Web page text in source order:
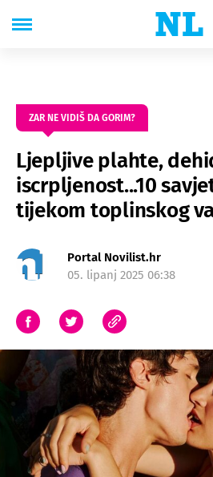
ZAR NE VIDIŠ DA GORIM?
Ljepljive plahte,
iscrpljenost...10
tijekom toplinskog
Portal Novilist.hr
05. lipanj 2025 06:38